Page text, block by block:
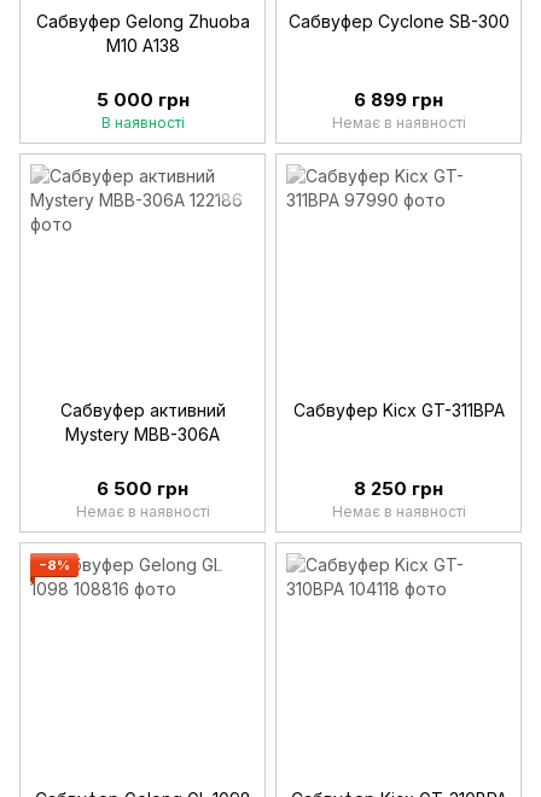
Сабвуфер Gelong Zhuoba
M10 A138
5 000 грн
В наявності
Сабвуфер Cyclone SB-300
6 899 грн
Немає в наявності
Сабвуфер активний
Mystery MBB-306A
6 500 грн
Немає в наявності
Сабвуфер Kicx GT-311BPA
8 250 грн
Немає в наявності
−8%